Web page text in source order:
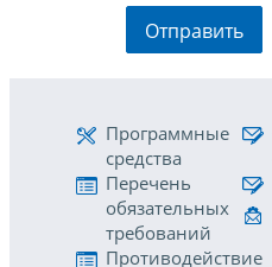
Отправить
Программные
средства
Перечень
обязательных
требований
Противодействие